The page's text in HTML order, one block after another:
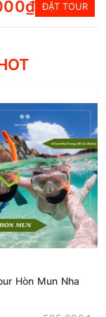
ĐẶT TOUR
Hòn Mun Nha